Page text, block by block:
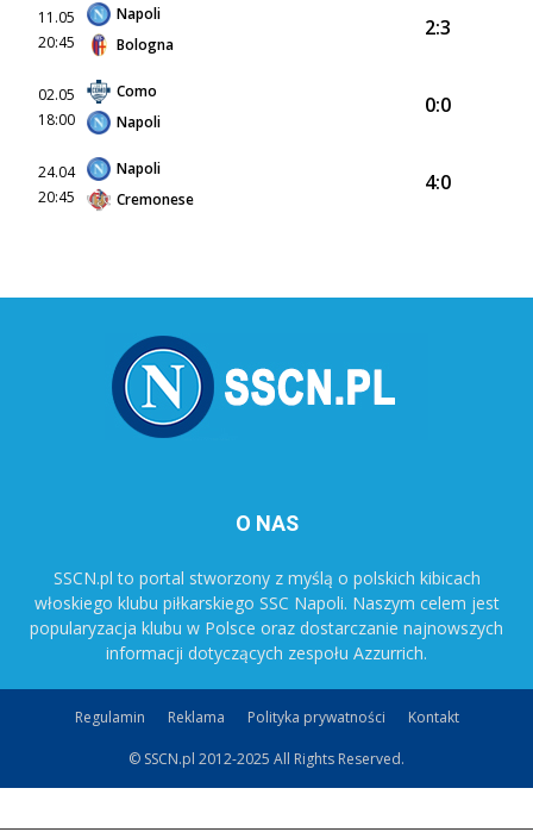
11.05
20:45
Napoli
Bologna
2:3
02.05
18:00
Como
Napoli
0:0
24.04
20:45
Napoli
Cremonese
4:0
O NAS
SSCN.pl to portal stworzony z myślą o polskich kibicach
włoskiego klubu piłkarskiego SSC Napoli. Naszym celem jest
popularyzacja klubu w Polsce oraz dostarczanie najnowszych
informacji dotyczących zespołu Azzurrich.
Regulamin Reklama Polityka prywatności Kontakt
© SSCN.pl 2012-2025 All Rights Reserved.